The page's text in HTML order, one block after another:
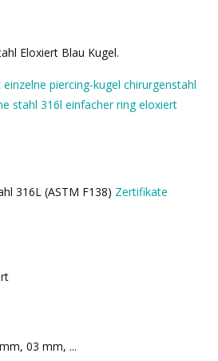
Eloxiert Blau Kugel.
einzelne piercing-kugel chirurgenstahl
stahl 316l einfacher ring eloxiert
316L (ASTM F138) Zertifikate
03 mm, ...